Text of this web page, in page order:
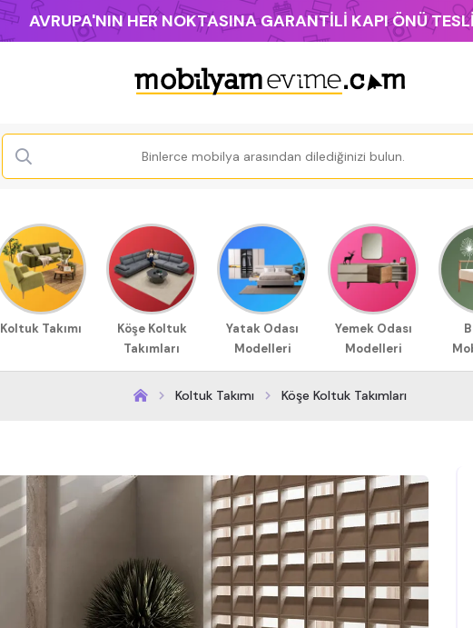
AVRUPA'NIN HER NOKTASINA GARANTİLİ KAPI ÖNÜ
Koltuk Takımı
Köşe Koltuk
Takımları
Yatak Odası
Modelleri
Yemek Odası
Modelleri
Koltuk Takımı Köşe Koltuk Takımları